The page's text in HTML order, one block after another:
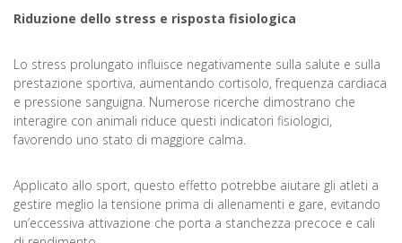
Riduzione dello stress e risposta fisiologica
Lo stress prolungato influisce negativamente sulla salute e sulla
prestazione sportiva, aumentando cortisolo, frequenza cardiaca
e pressione sanguigna. Numerose ricerche dimostrano che
interagire con animali riduce questi indicatori fisiologici,
favorendo uno stato di maggiore calma.
Applicato allo sport, questo effetto potrebbe aiutare gli atleti a
gestire meglio la tensione prima di allenamenti e gare, evitando
un’eccessiva attivazione che porta a stanchezza precoce e cali